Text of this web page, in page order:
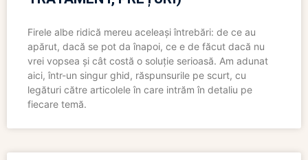
Firele albe ridică mereu aceleași întrebări: de ce au
apărut, dacă se pot da înapoi, ce e de făcut dacă nu
vrei vopsea și cât costă o soluție serioasă. Am adunat
aici, într-un singur ghid, răspunsurile pe scurt, cu
legături către articolele în care intrăm în detaliu pe
fiecare temă.